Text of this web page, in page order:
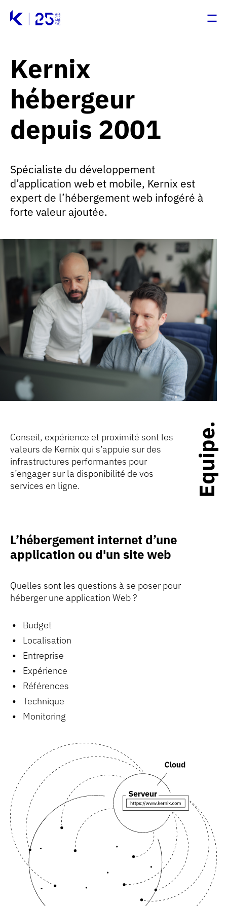
Accueil - Kernix
Accueil - Kernix
Kernix
hébergeur
depuis 2001
Spécialiste du développement
d’application web et mobile, Kernix est
expert de l’hébergement web infogéré à
forte valeur ajoutée.
Equipe
Conseil, expérience et proximité sont les
valeurs de Kernix qui s’appuie sur des
infrastructures performantes pour
s’engager sur la disponibilité de vos
services en ligne.
L’hébergement internet d’une
application ou d'un site web
Quelles sont les questions à se poser pour
héberger une application Web ?
Budget
Localisation
Entreprise
Expérience
Références
Technique
Monitoring